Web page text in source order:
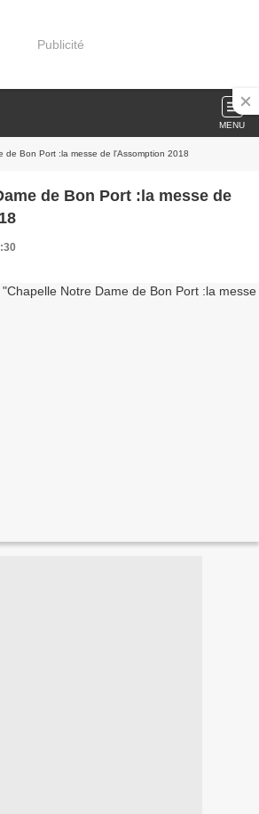
Publicité
MENU
de Bon Port :la messe de l'Assomption 2018
de Bon Port :la messe de